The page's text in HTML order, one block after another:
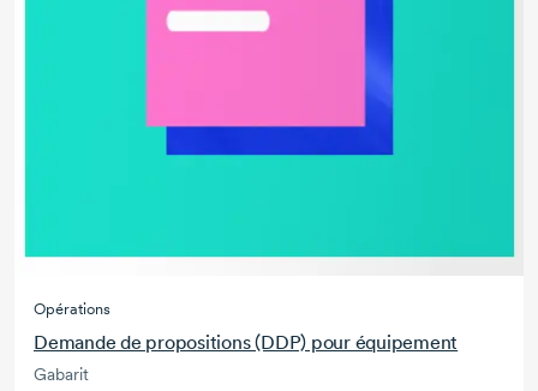
Opérations
Demande de propositions (DDP) pour équipement
Gabarit